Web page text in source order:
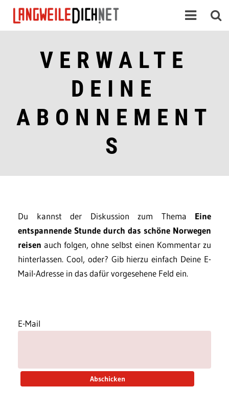
VERWALTE
DEINE
ABONNEMENT
S
Du kannst der Diskussion zum Thema Eine
entspannende Stunde durch das schöne Norwegen
reisen auch folgen, ohne selbst einen Kommentar zu
hinterlassen. Cool, oder? Gib hierzu einfach Deine E-
Mail-Adresse in das dafür vorgesehene Feld ein.
E-Mail